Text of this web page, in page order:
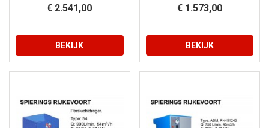
€ 2.541,00
BEKIJK
€ 1.573,00
BEKIJK